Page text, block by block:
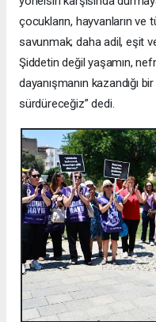
çocukların, hayvanların ve
savunmak; daha adil, eşit
Şiddetin değil yaşamın,
dayanışmanın kazandığı
sürdüreceğiz” dedi.